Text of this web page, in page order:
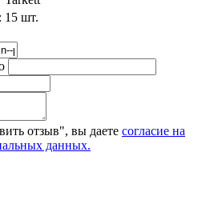
15 шт.
отзыв", вы даете согласие на
данных.